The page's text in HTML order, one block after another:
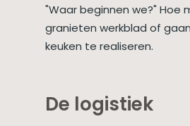
"Waar beginnen we?" Hoe
granieten werkblad of
keuken te realiseren.
De logistiek